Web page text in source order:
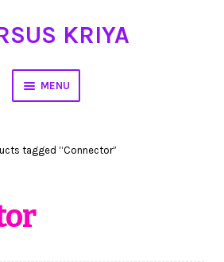
KRIYA
MENU
Bunga Dari Stocking
tagged “Connector”